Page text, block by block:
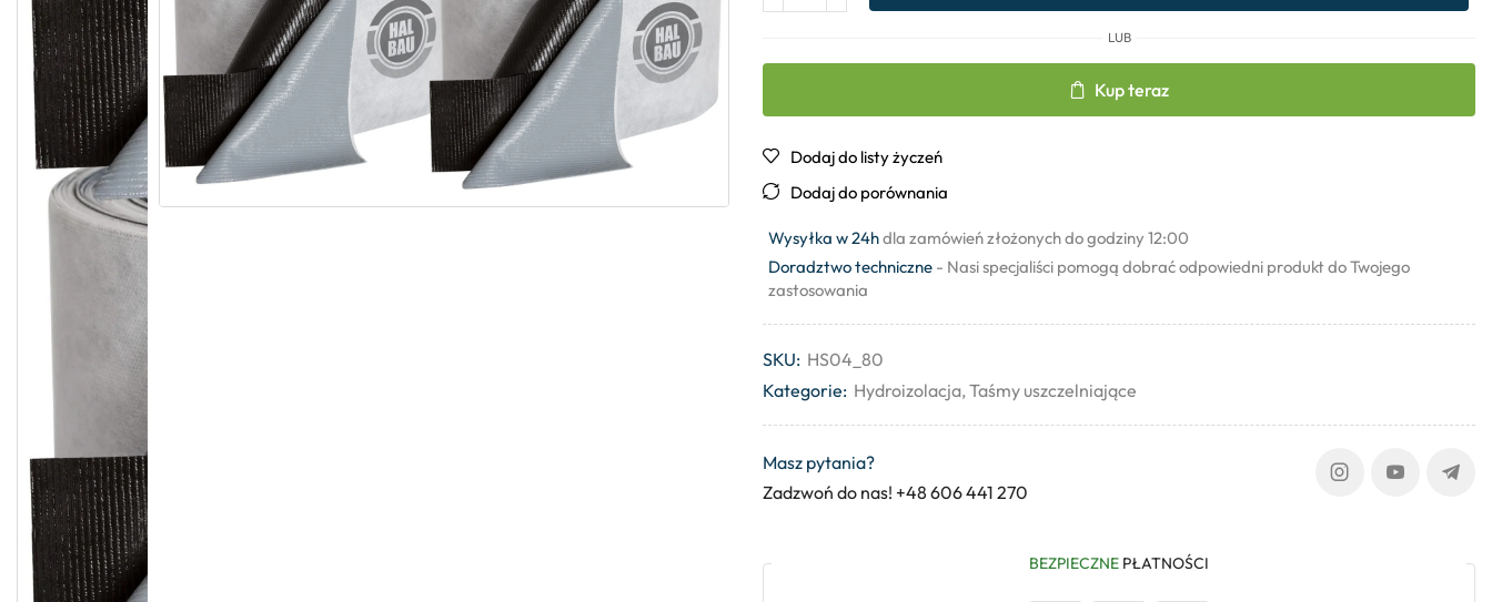
LUB
Kup teraz
Dodaj do listy życzeń
Dodaj do porównania
Wysyłka w 24hdla zamówień złożonych do godziny 12:00
Doradztwo techniczne - Nasi specjaliści pomogą dobrać odpowiedni produkt do Twojego
zastosowania
SKU: HS04_80
Kategorie: Hydroizolacja,Taśmy uszczelniające
Masz pytania?
Zadzwoń do nas! +48 606 441 270
BEZPIECZNE PŁATNOŚCI